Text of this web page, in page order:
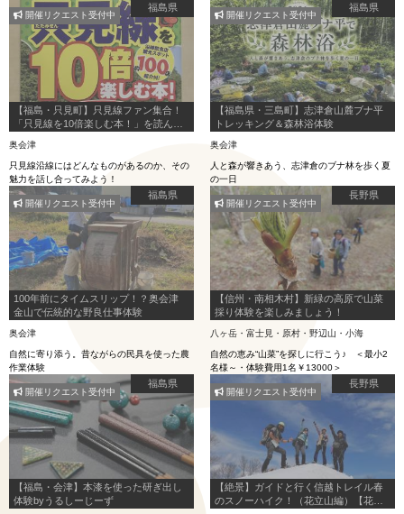
福島県
【福島・只見町】只見線ファン集合！
「只見線を10倍楽しむ本！」を読んで
みる会！
奥会津
只見線沿線にはどんなものがあるのか、その
魅力を話し合ってみよう！
開催リクエスト受付中
福島県
【福島県・三島町】志津倉山麓ブナ平
トレッキング＆森林浴体験
奥会津
人と森が響きあう、志津倉のブナ林を歩く夏
の一日
開催リクエスト受付中
福島県
100年前にタイムスリップ！？奥会津
金山で伝統的な野良仕事体験
奥会津
自然に寄り添う。昔ながらの民具を使った農
作業体験
開催リクエスト受付中
長野県
【信州・南相木村】新緑の高原で山菜
採り体験を楽しみましょう！
八ヶ岳・富士見・原村・野辺山・小海
自然の恵み“山菜”を探しに行こう♪ ＜最小2
名様～・体験費用1名￥13000＞
開催リクエスト受付中
福島県
【福島・会津】本漆を使った研ぎ出し
体験byうるしーじーず
開催リクエスト受付中
長野県
【絶景】ガイドと行く信越トレイル春
のスノーハイク！（花立山編）【花の
開催リクエスト受付中